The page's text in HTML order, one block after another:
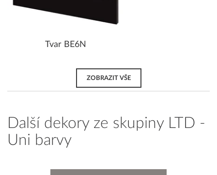
Tvar BE6N
ZOBRAZIT VŠE
Další dekory ze skupiny LTD -
Uni barvy